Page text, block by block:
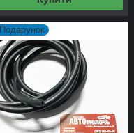
Подарунок